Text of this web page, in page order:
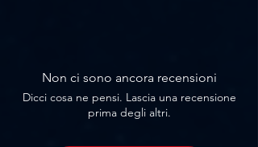
LUX@5M: 56.650 LUX@5.5
ZOOM: 5,5° - 45
CMY TRICROMATICO
RUOTA COLORI: 7 + APERTA
Non ci sono ancora recensioni
Dicci cosa ne pensi. Lascia una recensione
prima degli altri.